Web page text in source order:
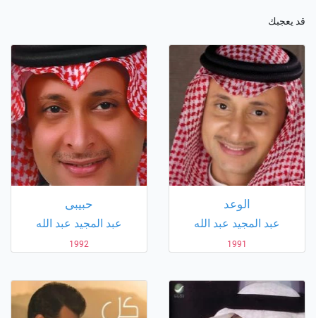
قد يعجبك
الوعد
عبد المجيد عبد الله
1991
حبيبى
عبد المجيد عبد الله
1992